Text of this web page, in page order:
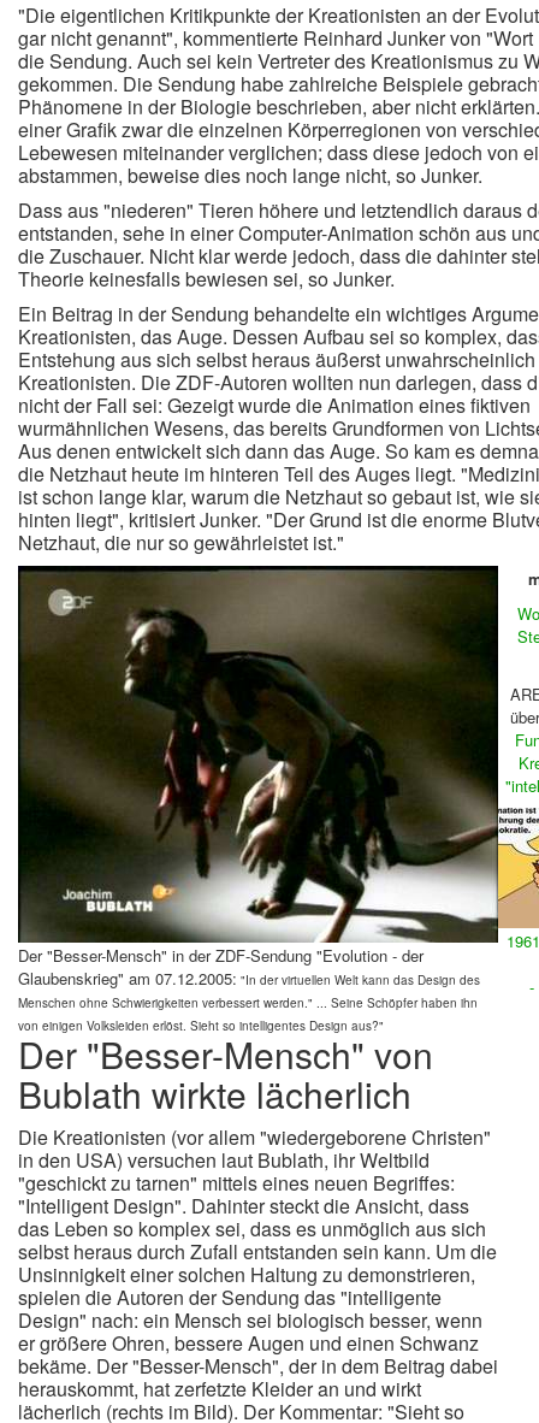
"Die eigentlichen Kritikpunkte der Kreationisten an der
gar nicht genannt", kommentierte Reinhard Junker von
die Sendung. Auch sei kein Vertreter des Kreationismus zu
gekommen. Die Sendung habe zahlreiche Beispiele
Phänomene in der Biologie beschrieben, aber nicht
einer Grafik zwar die einzelnen Körperregionen von
Lebewesen miteinander verglichen; dass diese jedoch von
abstammen, beweise dies noch lange nicht, so Junker.
Dass aus "niederen" Tieren höhere und letztendlich daraus
entstanden, sehe in einer Computer-Animation schön aus
die Zuschauer. Nicht klar werde jedoch, dass die dahinter
Theorie keinesfalls bewiesen sei, so Junker.
Ein Beitrag in der Sendung behandelte ein wichtiges
Kreationisten, das Auge. Dessen Aufbau sei so komplex,
Entstehung aus sich selbst heraus äußerst
Kreationisten. Die ZDF-Autoren wollten nun darlegen, dass
nicht der Fall sei: Gezeigt wurde die Animation eines fiktiven
wurmähnlichen Wesens, das bereits Grundformen von
Aus denen entwickelt sich dann das Auge. So kam es
die Netzhaut heute im hinteren Teil des Auges liegt.
ist schon lange klar, warum die Netzhaut so gebaut ist, wie
hinten liegt", kritisiert Junker. "Der Grund ist die enorme
Netzhaut, die nur so gewährleistet ist."
Der "Besser-Mensch" in der ZDF-Sendung "Evolution - der
Glaubenskrieg" am 07.12.2005: "In der virtuellen Welt kann das Design des
Menschen ohne Schwierigkeiten verbessert werden." ... Seine Schöpfer haben ihn
von einigen Volksleiden erlöst. Sieht so intelligentes Design aus?"
Der "Besser-Mensch" von
Bublath wirkte lächerlich
Die Kreationisten (vor allem "wiedergeborene Christen"
in den USA) versuchen laut Bublath, ihr Weltbild
"geschickt zu tarnen" mittels eines neuen Begriffes:
"Intelligent Design". Dahinter steckt die Ansicht, dass
das Leben so komplex sei, dass es unmöglich aus sich
selbst heraus durch Zufall entstanden sein kann. Um die
Unsinnigkeit einer solchen Haltung zu demonstrieren,
spielen die Autoren der Sendung das "intelligente
Design" nach: ein Mensch sei biologisch besser, wenn
er größere Ohren, bessere Augen und einen Schwanz
bekäme. Der "Besser-Mensch", der in dem Beitrag dabei
herauskommt, hat zerfetzte Kleider an und wirkt
lächerlich (rechts im Bild). Der Kommentar: "Sieht so
-